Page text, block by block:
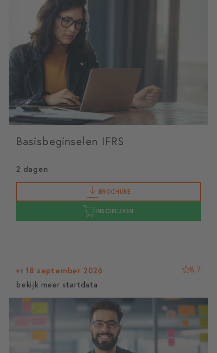
Basisbeginselen IFRS
2 dagen
BROCHURE
INSCHRIJVEN
vr 18 september 2026
bekijk meer startdata
8,7